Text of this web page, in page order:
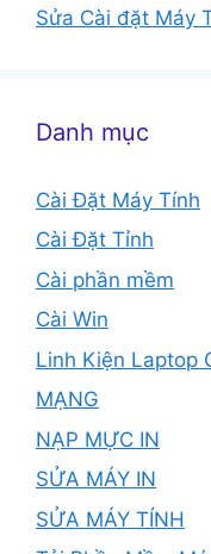
Sửa Cài đặt Máy
Danh mục
Cài Đặt Máy Tính
Cài Đặt Tỉnh
Cài phần mềm
Cài Win
Linh Kiện Laptop
MẠNG
NẠP MỰC IN
SỬA MÁY IN
SỬA MÁY TÍNH